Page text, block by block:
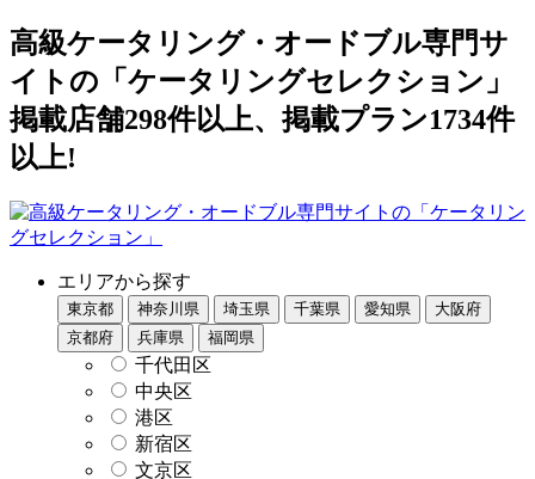
高級ケータリング・オードブル専門サ
イトの「ケータリングセレクション」
掲載店舗298件以上、掲載プラン1734件
以上!
エリアから探す
東京都 神奈川県 埼玉県 千葉県 愛知県
大阪府
京都府
兵庫県 福岡県
千代田区
中央区
港区
新宿区
文京区